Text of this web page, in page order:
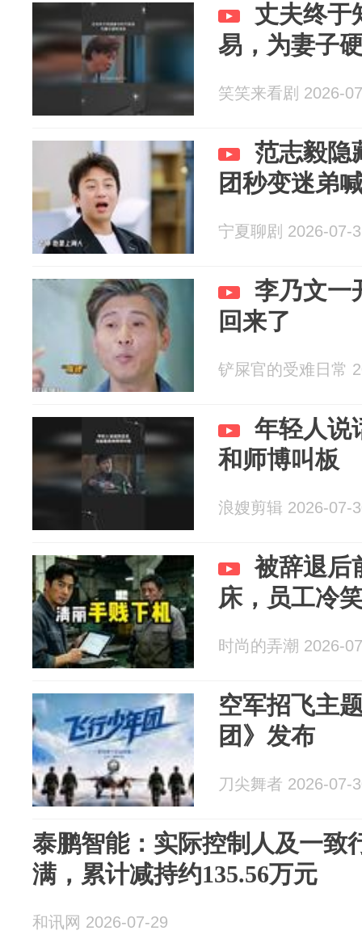
丈夫终于
易，为妻子
笑笑来看剧 2026-
范志毅隐
团秒变迷弟
宁夏聊剧 2026-07-
李乃文一
回来了
铲屎官的受难日常
年轻人说
和师博叫板
浪嫂剪辑 2026-07-
被辞退后
床，员工冷
时尚的弄潮 2026-
空军招飞主
团》发布
刀尖舞者 2026-07-
泰鹏智能：实际控制人及一致
满，累计减持约135.56万元
和讯网 2026-07-29